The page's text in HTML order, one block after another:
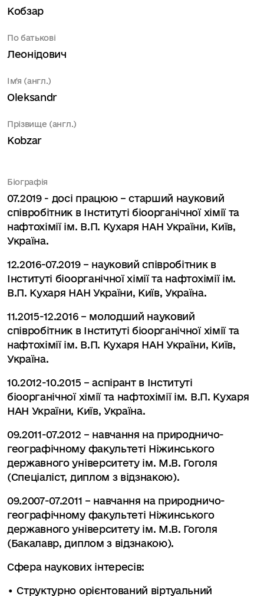
Кобзар
По батькові
Леонідович
Ім'я (англ.)
Oleksandr
Прізвище (англ.)
Kobzar
Біографія
07.2019 - досі працюю – старший науковий
співробітник в Інституті біоорганічної хімії та
нафтохімії ім. В.П. Кухаря НАН України, Київ,
Україна.
12.2016-07.2019 – науковий співробітник в
Інституті біоорганічної хімії та нафтохімії ім.
В.П. Кухаря НАН України, Київ, Україна.
11.2015-12.2016 – молодший науковий
співробітник в Інституті біоорганічної хімії та
нафтохімії ім. В.П. Кухаря НАН України, Київ,
Україна.
10.2012-10.2015 – аспірант в Інституті
біоорганічної хімії та нафтохімії ім. В.П. Кухаря
НАН України, Київ, Україна.
09.2011-07.2012 – навчання на природничо-
географічному факультеті Ніжинського
державного університету ім. М.В. Гоголя
(Спеціаліст, диплом з відзнакою).
09.2007-07.2011 – навчання на природничо-
географічному факультеті Ніжинського
державного університету ім. М.В. Гоголя
(Бакалавр, диплом з відзнакою).
Сфера наукових інтересів:
• Структурно орієнтований віртуальний